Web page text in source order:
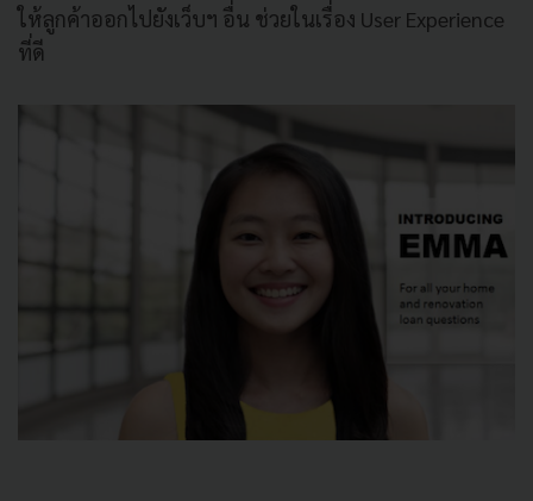
ให้ลูกค้าออกไปยังเว็บฯ​ อื่น ช่วยในเรื่อง User Experience
ที่ดี